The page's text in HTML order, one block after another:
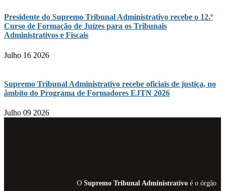
Presidente do Supremo Tribunal Administrativo recebe o 12.º
Curso de Formação de Juízes para os Tribunais
Administrativos e Fiscais
Julho 16 2026
Supremo Tribunal Administrativo recebe oficiais de justiça, no
âmbito do Programa de Formadores EJTN 2026
Julho 09 2026
O Supremo Tribunal Administrativoé o órgão